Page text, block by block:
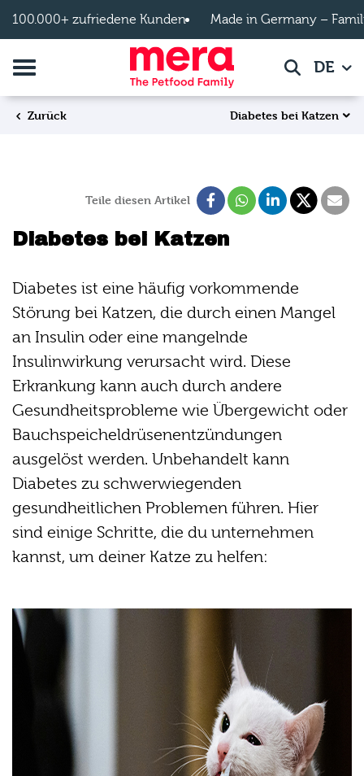
100.000+ zufriedene Kunden Made in Germany –
Navigation umschalten SucheDE
Zurück Diabetes bei Katzen
Teile diesen Artikel
Diabetes bei Katzen
Diabetes ist eine häufig vorkommende
Störung bei Katzen, die durch einen Mangel
an Insulin oder eine mangelnde
Insulinwirkung verursacht wird. Diese
Erkrankung kann auch durch andere
Gesundheitsprobleme wie Übergewicht oder
Bauchspeicheldrüsenentzündungen
ausgelöst werden. Unbehandelt kann
Diabetes zu schwerwiegenden
gesundheitlichen Problemen führen. Hier
sind einige Schritte, die du unternehmen
kannst, um deiner Katze zu helfen: